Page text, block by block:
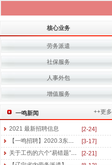
核心业务
劳务派遣
社保服务
人事外包
增值服务
一鸣新闻 ++更多
2021 最新招聘信息
[2-24]
【一鸣招聘】2020.3东三省医药及美妆行业招聘信息
[3-17]
关于工伤的六个“易错题”，你能答对几个？
[2-21]